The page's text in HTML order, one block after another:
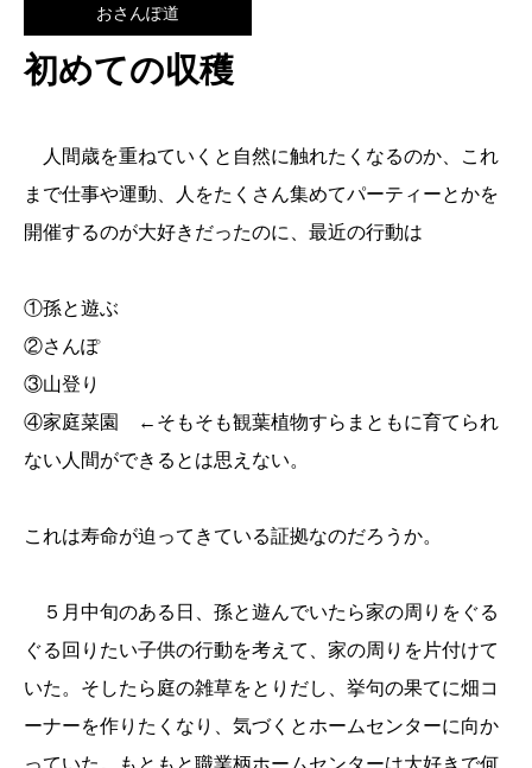
おさんぽ道
初めての収穫
人間歳を重ねていくと自然に触れたくなるのか、これ
まで仕事や運動、人をたくさん集めてパーティーとかを
開催するのが大好きだったのに、最近の行動は
①孫と遊ぶ
②さんぽ
③山登り
④家庭菜園 ←そもそも観葉植物すらまともに育てられ
ない人間ができるとは思えない。
これは寿命が迫ってきている証拠なのだろうか。
５月中旬のある日、孫と遊んでいたら家の周りをぐる
ぐる回りたい子供の行動を考えて、家の周りを片付けて
いた。そしたら庭の雑草をとりだし、挙句の果てに畑コ
ーナーを作りたくなり、気づくとホームセンターに向か